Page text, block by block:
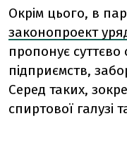
Окрім цього, в
законопроект
пропонує суттєво
підприємств,
Серед таких,
спиртової галузі